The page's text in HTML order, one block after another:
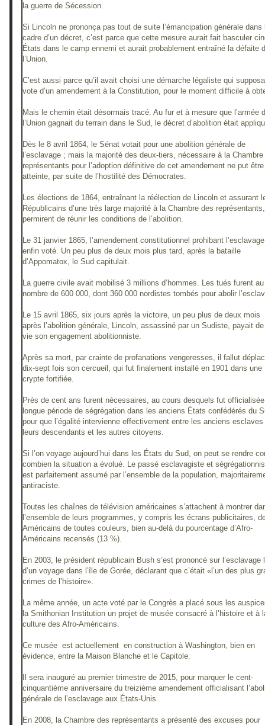
la guerre de Sécession.
Si Lincoln ne prononça pas tout de suite l’émancipation générale dans
cadre d’un décret, c’est parce que cette mesure aurait fait basculer
États dans le camp ennemi et aurait probablement entraîné la défaite
l’Union.
C’est aussi parce qu’il avait choisi une démarche légaliste qui
vote d’un amendement à la Constitution, pour le moment difficile à
Mais le chemin était désormais tracé. Au fur et à mesure que l’armée
l’Union gagnait du terrain dans le Sud, le décret d’abolition était
Dès le 8 avril 1864, le Sénat votait pour une abolition générale de
l’esclavage ; mais la majorité des deux-tiers, nécessaire à la
représentants pour l’adoption définitive de cet amendement ne put être
atteinte, par suite de l’hostilité des Démocrates.
Les élections de 1864, entraînant la réélection de Lincoln et assurant
Républicains d’une très large majorité à la Chambre des représentants,
permirent de réunir les conditions de l’abolition.
Le 31 janvier 1865, l’amendement constitutionnel prohibant
enfin voté. Un peu plus de deux mois plus tard, après la bataille
d’Appomatox, le Sud capitulait.
La guerre civile avait mobilisé 3 millions d’hommes. Les tués furent au
nombre de 600 000, dont 360 000 nordistes tombés pour abolir
Le 15 avril 1865, six jours après la victoire, un peu plus de deux mois
après l’abolition générale, Lincoln, assassiné par un Sudiste, payait
vie son engagement abolitionniste.
Après sa mort, par crainte de profanations vengeresses, il fallut
dix-sept fois son cercueil, qui fut finalement installé en 1901 dans une
crypte fortifiée.
Près de cent ans furent nécessaires, au cours desquels fut
longue période de ségrégation dans les anciens États confédérés du
pour que l’égalité intervienne effectivement entre les anciens esclaves
leurs descendants et les autres citoyens.
Si l’on voyage aujourd’hui dans les États du Sud, on peut se rendre
combien la situation a évolué. Le passé esclavagiste et
est parfaitement assumé par l’ensemble de la population,
antiraciste.
Toutes les chaînes de télévision américaines s’attachent à montrer
l’ensemble de leurs programmes, y compris les écrans publicitaires,
Américains de toutes couleurs, bien au-delà du pourcentage d’Afro-
Américains recensés (13 %).
En 2003, le président républicain Bush s’est prononcé sur l’esclavage
d’un voyage dans l’île de Gorée, déclarant que c’était «l’un des plus
crimes de l’histoire».
La même année, un acte voté par le Congrès a placé sous les
la Smithonian Institution un projet de musée consacré à l’histoire et à
culture des Afro-Américains.
Ce musée est actuellement en construction à Washington, bien en
évidence, entre la Maison Blanche et le Capitole.
Il sera inauguré au premier trimestre de 2015, pour marquer le cent-
cinquantième anniversaire du treizième amendement officialisant
générale de l’esclavage aux États-Unis.
En 2008, la Chambre des représentants a présenté des excuses pour